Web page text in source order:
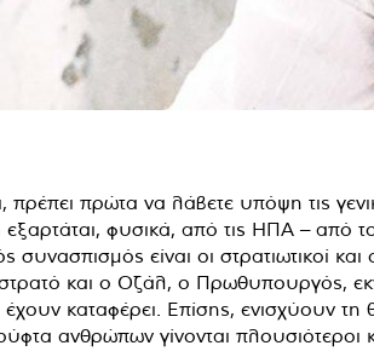
πρέπει πρώτα να λάβετε υπόψη τις
φυσικά, από τις ΗΠΑ – από
συνασπισμός είναι οι στρατιωτικοί
και ο Οζάλ, ο Πρωθυπουργός,
καταφέρει. Επίσης, ενισχύουν
ανθρώπων γίνονται